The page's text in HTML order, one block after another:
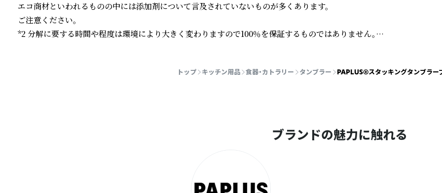
エコ商材といわれるものの中には添加剤について言及されていないものが多くあります。
ご注意ください。
*2 分解に要する時間や程度は環境により大きく変わりますので100％を保証するものではありません。
植物由来成分純度の高い製品の多くは耐熱機能を持たないものが多い中、PAPLUS®スタッキングタンブ
PAPLUS®スタッキングタンブラーブラックは、独特の素材感を生かすためシンプルなデザインにこだわ
りました。表面をマットに仕上げるため金型にシボ加工を施し、ミニマムはシルエットとマッチしたマッ
トップ キッチン用品 食器・カトラリー タンブラー PAPLUS®スタッキングタンブラ
ブランドの魅力に触れる